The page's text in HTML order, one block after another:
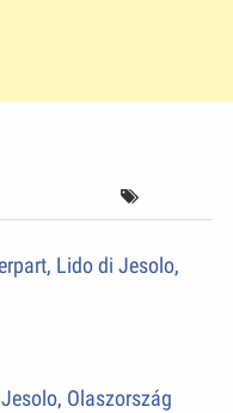
Lido di Jesolo,
Olaszország